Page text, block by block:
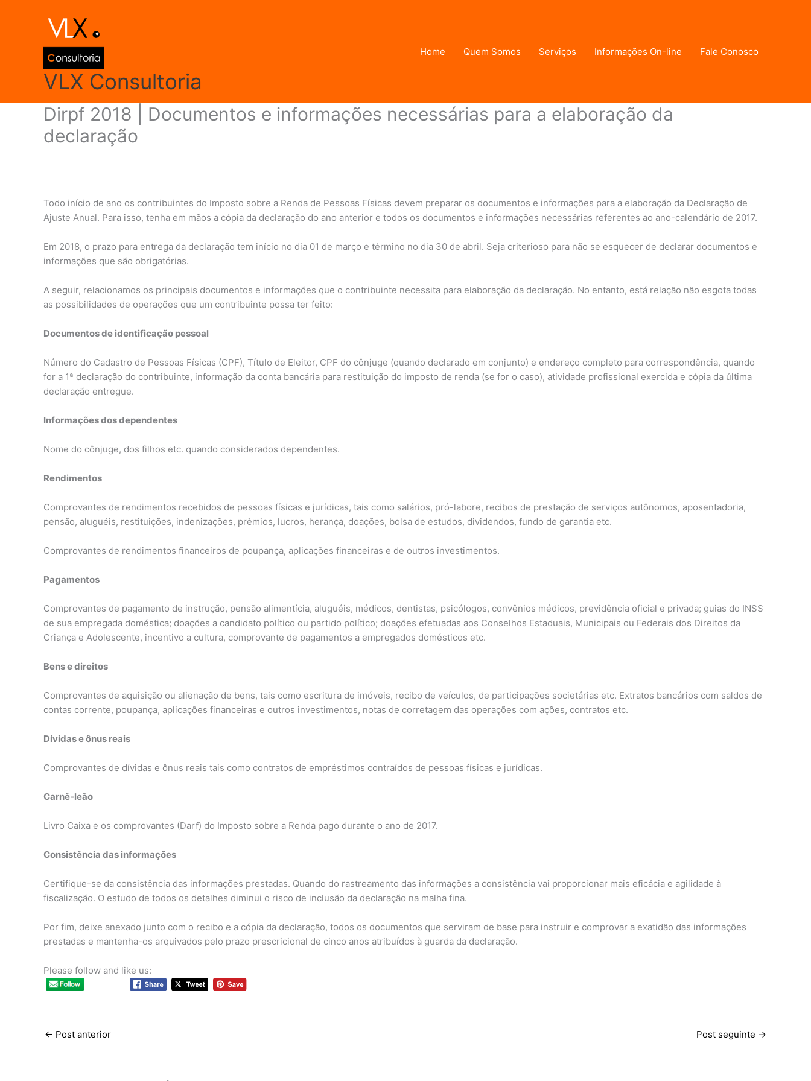
VLX Consultoria
Home Quem Somos Serviços Informações On-line Fale Conosco
Dirpf 2018 | Documentos e informações necessárias para a elaboração da
declaração
Todo início de ano os contribuintes do Imposto sobre a Renda de Pessoas Físicas devem preparar os documentos e informações para a elaboração da Declaração de
Ajuste Anual. Para isso, tenha em mãos a cópia da declaração do ano anterior e todos os documentos e informações necessárias referentes ao ano-calendário de 2017.
Em 2018, o prazo para entrega da declaração tem início no dia 01 de março e término no dia 30 de abril. Seja criterioso para não se esquecer de declarar documentos e
informações que são obrigatórias.
A seguir, relacionamos os principais documentos e informações que o contribuinte necessita para elaboração da declaração. No entanto, está relação não esgota todas
as possibilidades de operações que um contribuinte possa ter feito:
Documentos de identificação pessoal
Número do Cadastro de Pessoas Físicas (CPF), Título de Eleitor, CPF do cônjuge (quando declarado em conjunto) e endereço completo para correspondência, quando
for a 1ª declaração do contribuinte, informação da conta bancária para restituição do imposto de renda (se for o caso), atividade profissional exercida e cópia da última
declaração entregue.
Informações dos dependentes
Nome do cônjuge, dos filhos etc. quando considerados dependentes.
Rendimentos
Comprovantes de rendimentos recebidos de pessoas físicas e jurídicas, tais como salários, pró-labore, recibos de prestação de serviços autônomos, aposentadoria,
pensão, aluguéis, restituições, indenizações, prêmios, lucros, herança, doações, bolsa de estudos, dividendos, fundo de garantia etc.
Comprovantes de rendimentos financeiros de poupança, aplicações financeiras e de outros investimentos.
Pagamentos
Comprovantes de pagamento de instrução, pensão alimentícia, aluguéis, médicos, dentistas, psicólogos, convênios médicos, previdência oficial e privada; guias do INSS
de sua empregada doméstica; doações a candidato político ou partido político; doações efetuadas aos Conselhos Estaduais, Municipais ou Federais dos Direitos da
Criança e Adolescente, incentivo a cultura, comprovante de pagamentos a empregados domésticos etc.
Bens e direitos
Comprovantes de aquisição ou alienação de bens, tais como escritura de imóveis, recibo de veículos, de participações societárias etc. Extratos bancários com saldos de
contas corrente, poupança, aplicações financeiras e outros investimentos, notas de corretagem das operações com ações, contratos etc.
Dívidas e ônus reais
Comprovantes de dívidas e ônus reais tais como contratos de empréstimos contraídos de pessoas físicas e jurídicas.
Carnê-leão
Livro Caixa e os comprovantes (Darf) do Imposto sobre a Renda pago durante o ano de 2017.
Consistência das informações
Certifique-se da consistência das informações prestadas. Quando do rastreamento das informações a consistência vai proporcionar mais eficácia e agilidade à
fiscalização. O estudo de todos os detalhes diminui o risco de inclusão da declaração na malha fina.
Por fim, deixe anexado junto com o recibo e a cópia da declaração, todos os documentos que serviram de base para instruir e comprovar a exatidão das informações
prestadas e mantenha-os arquivados pelo prazo prescricional de cinco anos atribuídos à guarda da declaração.
Please follow and like us:
← Post anterior Post seguinte →